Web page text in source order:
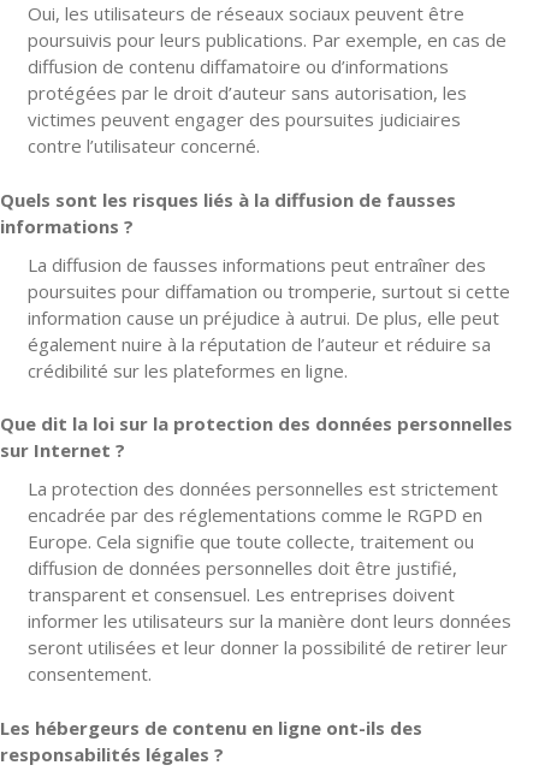
Oui, les utilisateurs de réseaux sociaux peuvent être
poursuivis pour leurs publications. Par exemple, en cas de
diffusion de contenu diffamatoire ou d’informations
protégées par le droit d’auteur sans autorisation, les
victimes peuvent engager des poursuites judiciaires
contre l’utilisateur concerné.
Quels sont les risques liés à la diffusion de fausses
informations ?
La diffusion de fausses informations peut entraîner des
poursuites pour diffamation ou tromperie, surtout si cette
information cause un préjudice à autrui. De plus, elle peut
également nuire à la réputation de l’auteur et réduire sa
crédibilité sur les plateformes en ligne.
Que dit la loi sur la protection des données personnelles
sur Internet ?
La protection des données personnelles est strictement
encadrée par des réglementations comme le RGPD en
Europe. Cela signifie que toute collecte, traitement ou
diffusion de données personnelles doit être justifié,
transparent et consensuel. Les entreprises doivent
informer les utilisateurs sur la manière dont leurs données
seront utilisées et leur donner la possibilité de retirer leur
consentement.
Les hébergeurs de contenu en ligne ont-ils des
responsabilités légales ?